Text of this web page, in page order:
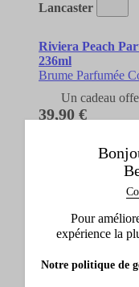
Lancaster
Riviera Peach
236ml
Brume Parfumée
Un cadeau
39,90 €
Pour
expérience la
Notre politique de